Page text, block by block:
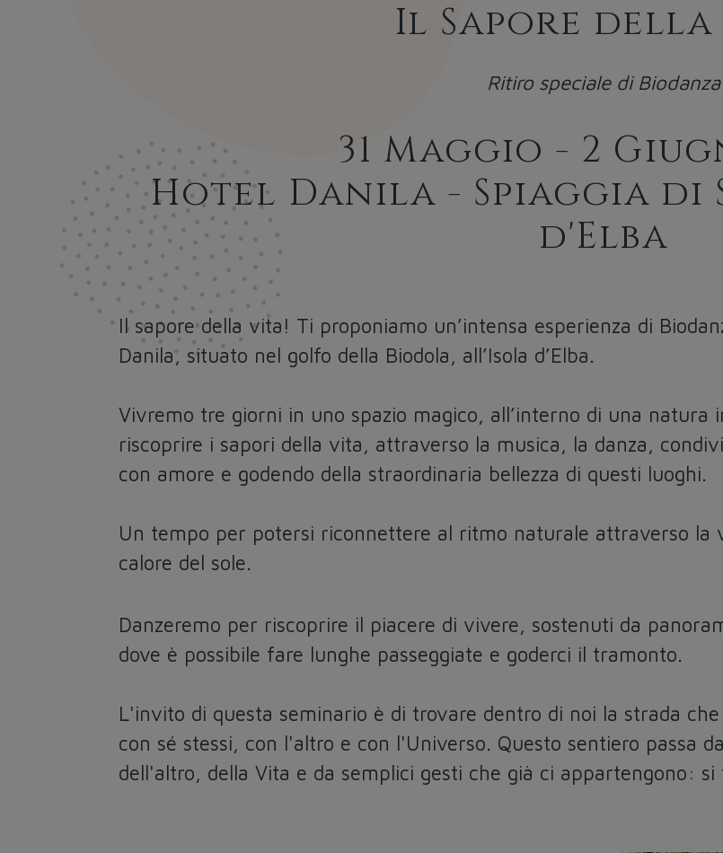
Il Sapore
Ritiro speciale di Biodanza
31 Maggio - 2
Hotel Danila - Spiaggia
d'Elba
Il sapore della vita! Ti proponiamo un’intensa esperienza di
Danila, situato nel golfo della Biodola, all’Isola d’Elba.
Vivremo tre giorni in uno spazio magico, all’interno di una natura
riscoprire i sapori della vita, attraverso la musica, la danza,
con amore e godendo della straordinaria bellezza di questi luoghi.
Un tempo per potersi riconnettere al ritmo naturale attraverso la
calore del sole.
Danzeremo per riscoprire il piacere di vivere, sostenuti da
dove è possibile fare lunghe passeggiate e goderci il tramonto.
L'invito di questa seminario è di trovare dentro di noi la strada
con sé stessi, con l'altro e con l'Universo. Questo sentiero passa
dell'altro, della Vita e da semplici gesti che già ci appartengono: